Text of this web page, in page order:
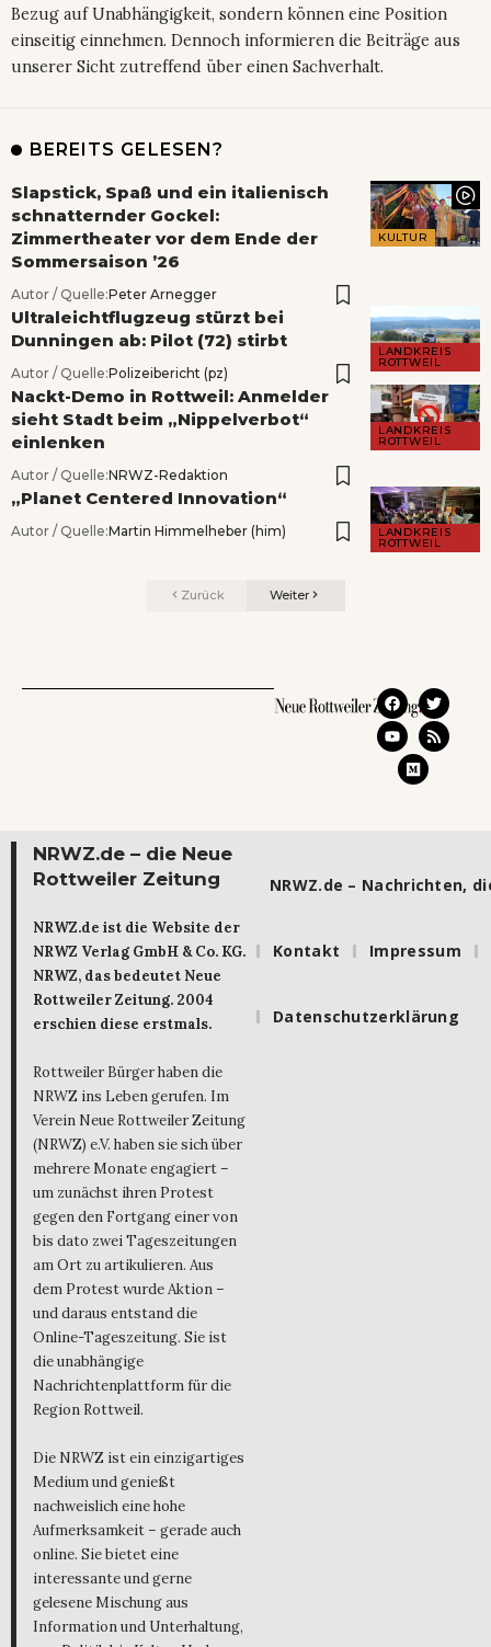
Bezug auf Unabhängigkeit, sondern können eine Position
einseitig einnehmen. Dennoch informieren die Beiträge aus
unserer Sicht zutreffend über einen Sachverhalt.
BEREITS GELESEN?
KULTUR
Slapstick, Spaß und ein italienisch
schnatternder Gockel:
Zimmertheater vor dem Ende der
Sommersaison ’26
Autor / Quelle:Peter Arnegger
LANDKREIS
ROTTWEIL
Ultraleichtflugzeug stürzt bei
Dunningen ab: Pilot (72) stirbt
Autor / Quelle:Polizeibericht (pz)
LANDKREIS
ROTTWEIL
Nackt-Demo in Rottweil: Anmelder
sieht Stadt beim „Nippelverbot“
einlenken
Autor / Quelle:NRWZ-Redaktion
LANDKREIS
ROTTWEIL
„Planet Centered Innovation“
Autor / Quelle:Martin Himmelheber (him)
Zurück Weiter
NRWZ.de – die Neue
Rottweiler Zeitung
NRWZ.de ist die Website der
NRWZ Verlag GmbH & Co. KG.
NRWZ, das bedeutet Neue
Rottweiler Zeitung. 2004
erschien diese erstmals.
Rottweiler Bürger haben die
NRWZ ins Leben gerufen. Im
Verein Neue Rottweiler Zeitung
(NRWZ) e.V. haben sie sich über
mehrere Monate engagiert –
um zunächst ihren Protest
gegen den Fortgang einer von
bis dato zwei Tageszeitungen
am Ort zu artikulieren. Aus
dem Protest wurde Aktion –
und daraus entstand die
Online-Tageszeitung. Sie ist
die unabhängige
Nachrichtenplattform für die
Region Rottweil.
Die NRWZ ist ein einzigartiges
Medium und genießt
nachweislich eine hohe
Aufmerksamkeit – gerade auch
online. Sie bietet eine
interessante und gerne
gelesene Mischung aus
Information und Unterhaltung,
NRWZ.de – Nachrichten,
Kontakt Impressum
Datenschutzerklärung